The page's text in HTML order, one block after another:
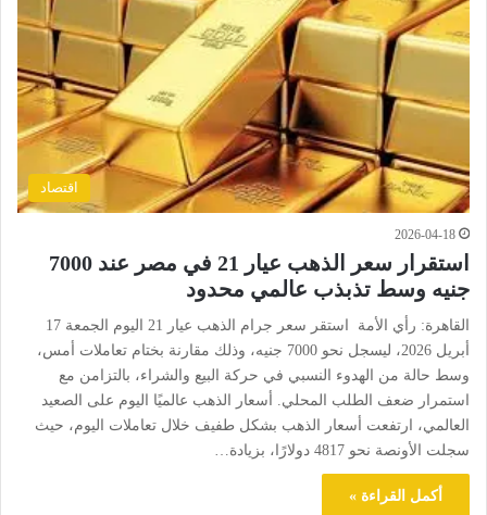
اقتصاد
2026-04-18
استقرار سعر الذهب عيار 21 في مصر عند 7000
جنيه وسط تذبذب عالمي محدود
القاهرة: رأي الأمة استقر سعر جرام الذهب عيار 21 اليوم الجمعة 17
أبريل 2026، ليسجل نحو 7000 جنيه، وذلك مقارنة بختام تعاملات أمس،
وسط حالة من الهدوء النسبي في حركة البيع والشراء، بالتزامن مع
استمرار ضعف الطلب المحلي. أسعار الذهب عالميًا اليوم على الصعيد
العالمي، ارتفعت أسعار الذهب بشكل طفيف خلال تعاملات اليوم، حيث
سجلت الأونصة نحو 4817 دولارًا، بزيادة…
أكمل القراءة »